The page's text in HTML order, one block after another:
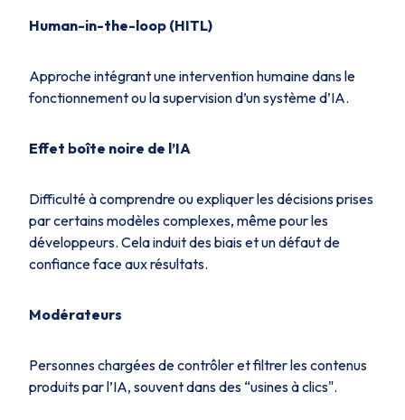
Human-in-the-loop (HITL)
Approche intégrant une intervention humaine dans le
fonctionnement ou la supervision d’un système d’IA.
Effet boîte noire de l’IA
Difficulté à comprendre ou expliquer les décisions prises
par certains modèles complexes, même pour les
développeurs. Cela induit des biais et un défaut de
confiance face aux résultats.
Modérateurs
Personnes chargées de contrôler et filtrer les contenus
produits par l’IA, souvent dans des “usines à clics".